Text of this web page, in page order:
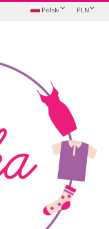
PLN
Polski